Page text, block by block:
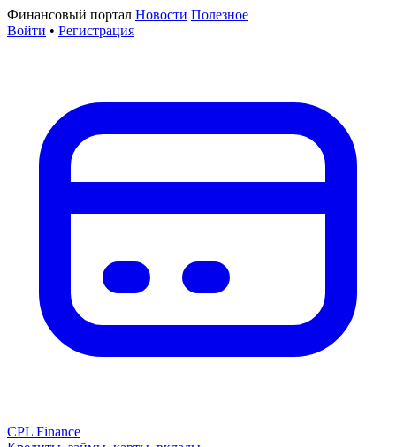
Финансовый портал Новости Полезное
Войти • Регистрация
CPL Finance